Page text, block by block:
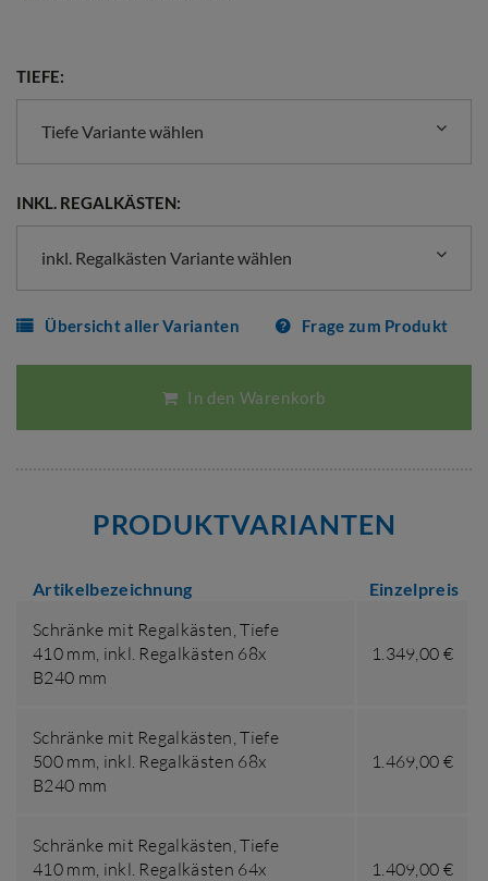
TIEFE:
Tiefe Variante wählen
INKL. REGALKÄSTEN:
inkl. Regalkästen Variante wählen
Übersicht aller Varianten Frage zum Produkt
In den Warenkorb
PRODUKTVARIANTEN
Artikelbezeichnung Einzelpreis
Schränke mit Regalkästen,Tiefe
410 mm, inkl. Regalkästen 68x
B240 mm
1.349,00 €
Schränke mit Regalkästen,Tiefe
500 mm, inkl. Regalkästen 68x
B240 mm
1.469,00 €
Schränke mit Regalkästen,Tiefe
410 mm, inkl. Regalkästen 64x
1.409,00 €